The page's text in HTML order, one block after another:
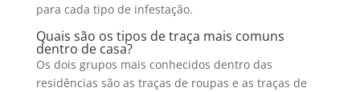
para cada tipo de infestação.
Quais são os tipos de traça mais comuns
dentro de casa?
Os dois grupos mais conhecidos dentro das
residências são as traças de roupas e as traças de